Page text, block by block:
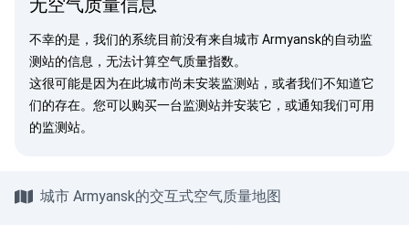
无空气质量信息
不幸的是，我们的系统目前没有来自城市 Armyansk的自动监
测站的信息，无法计算空气质量指数。
这很可能是因为在此城市尚未安装监测站，或者我们不知道它
们的存在。您可以购买一台监测站并安装它，或通知我们可用
的监测站。
城市 Armyansk的交互式空气质量地图